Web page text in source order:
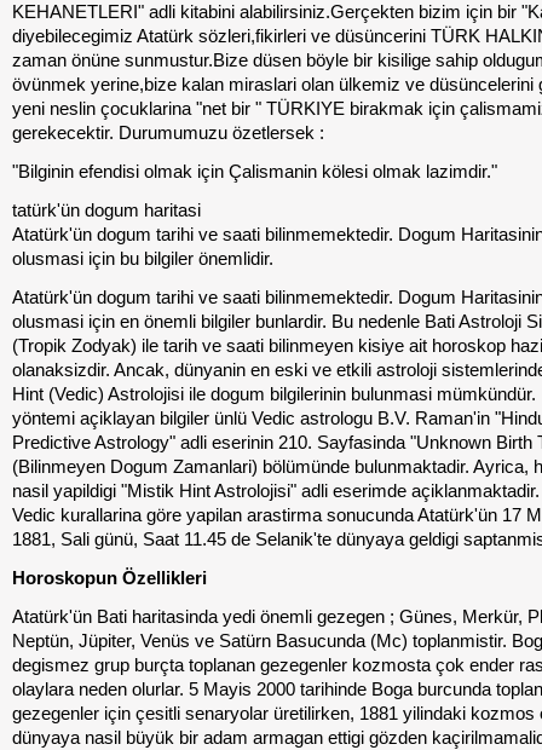
KEHANETLERI" adli kitabini alabilirsiniz.Gerçekten bizim için bir
diyebilecegimiz Atatürk sözleri,fikirleri ve düsüncerini TÜRK
zaman önüne sunmustur.Bize düsen böyle bir kisilige sahip
övünmek yerine,bize kalan miraslari olan ülkemiz ve düsüncelerini
yeni neslin çocuklarina "net bir " TÜRKIYE birakmak için
gerekecektir. Durumumuzu özetlersek :
"Bilginin efendisi olmak için Çalismanin kölesi olmak lazimdir."
tatürk'ün dogum haritasi
Atatürk'ün dogum tarihi ve saati bilinmemektedir. Dogum
olusmasi için bu bilgiler önemlidir.
Atatürk'ün dogum tarihi ve saati bilinmemektedir. Dogum
olusmasi için en önemli bilgiler bunlardir. Bu nedenle Bati Astroloji
(Tropik Zodyak) ile tarih ve saati bilinmeyen kisiye ait horoskop
olanaksizdir. Ancak, dünyanin en eski ve etkili astroloji
Hint (Vedic) Astrolojisi ile dogum bilgilerinin bulunmasi mümkündür.
yöntemi açiklayan bilgiler ünlü Vedic astrologu B.V. Raman'in
Predictive Astrology" adli eserinin 210. Sayfasinda "Unknown Birth
(Bilinmeyen Dogum Zamanlari) bölümünde bulunmaktadir. Ayrica,
nasil yapildigi "Mistik Hint Astrolojisi" adli eserimde açiklanmaktadir.
Vedic kurallarina göre yapilan arastirma sonucunda Atatürk'ün 17
1881, Sali günü, Saat 11.45 de Selanik'te dünyaya geldigi
Horoskopun Özellikleri
Atatürk'ün Bati haritasinda yedi önemli gezegen ; Günes, Merkür,
Neptün, Jüpiter, Venüs ve Satürn Basucunda (Mc) toplanmistir.
degismez grup burçta toplanan gezegenler kozmosta çok ender
olaylara neden olurlar. 5 Mayis 2000 tarihinde Boga burcunda
gezegenler için çesitli senaryolar üretilirken, 1881 yilindaki kozmos
dünyaya nasil büyük bir adam armagan ettigi gözden